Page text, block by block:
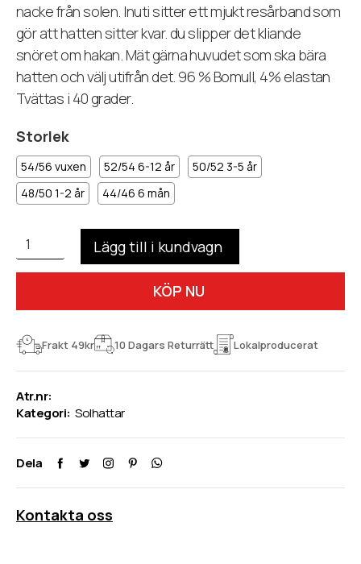
nacke från solen. Inuti sitter ett mjukt resårband som
gör att hatten sitter kvar. du slipper det kliande
snöret om hakan. Mät gärna huvudet som ska bära
hatten och välj utifrån det. 96 % Bomull, 4% elastan
Tvättas i 40 grader.
Storlek
54/56 vuxen 52/54 6-12 år
50/52 3-5 år
48/50 1-2 år
44/46 6 mån
KÖP NU
Frakt 49kr 10 Dagars Returrätt Lokalproducerat
Atr.nr:
Kategori: Solhattar
Dela
Kontakta oss